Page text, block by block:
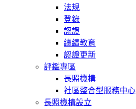
法規
登錄
認證
繼續教育
認證更新
評鑑專區
長照機構
社區整合型服務中心
長照機構設立